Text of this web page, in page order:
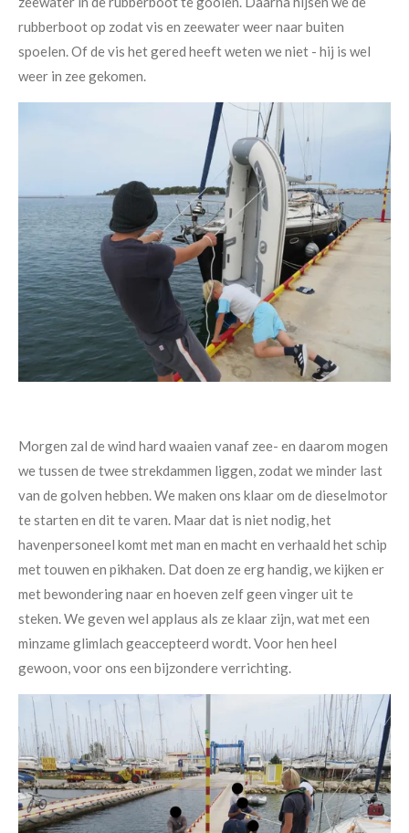
rubberboot op zodat vis en zeewater weer naar buiten
spoelen. Of de vis het gered heeft weten we niet - hij is wel
weer in zee gekomen.
Morgen zal de wind hard waaien vanaf zee- en daarom mogen
we tussen de twee strekdammen liggen, zodat we minder last
van de golven hebben. We maken ons klaar om de dieselmotor
te starten en dit te varen. Maar dat is niet nodig, het
havenpersoneel komt met man en macht en verhaald het schip
met touwen en pikhaken. Dat doen ze erg handig, we kijken er
met bewondering naar en hoeven zelf geen vinger uit te
steken. We geven wel applaus als ze klaar zijn, wat met een
minzame glimlach geaccepteerd wordt. Voor hen heel
gewoon, voor ons een bijzondere verrichting.